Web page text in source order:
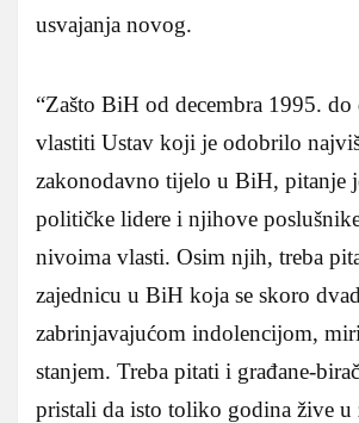
usvajanja novog.
“Zašto BiH od decembra 1995. do
vlastiti Ustav koji je odobrilo
zakonodavno tijelo u BiH, pitanje
političke lidere i njihove
nivoima vlasti. Osim njih, treba
zajednicu u BiH koja se skoro
zabrinjavajućom indolencijom,
stanjem. Treba pitati i građane-
pristali da isto toliko godina žive u